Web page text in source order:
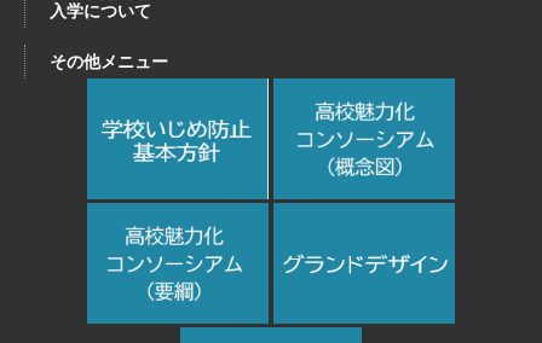
入学について
その他メニュー